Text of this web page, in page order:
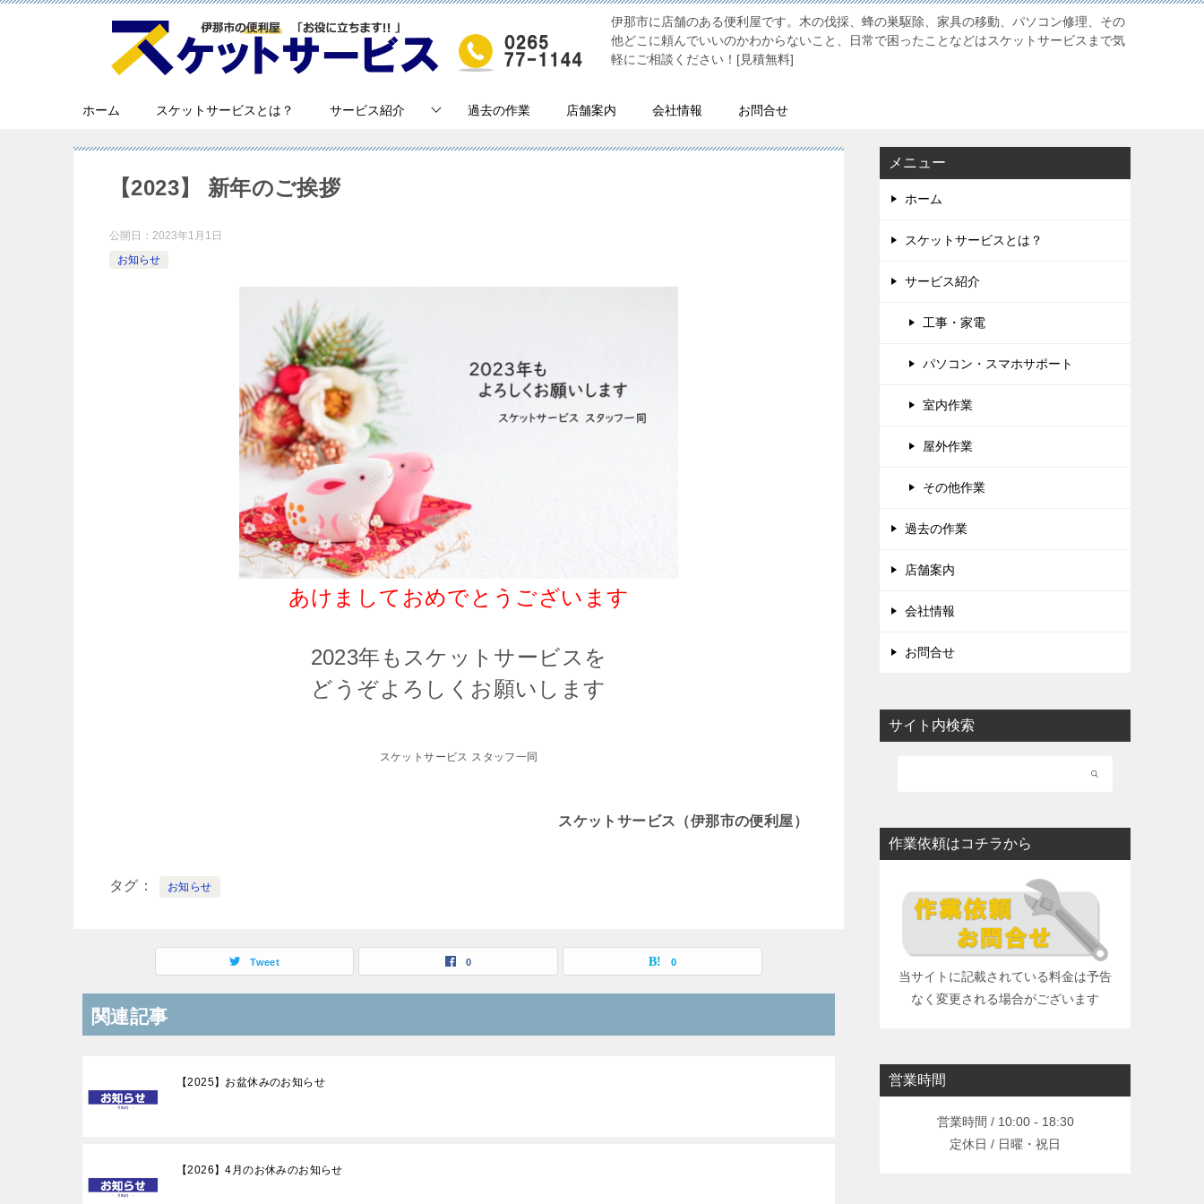
伊那市に店舗のある便利屋です。木の伐採、蜂の巣駆除、家具の移動、パソコン修理、その
他どこに頼んでいいのかわからないこと、日常で困ったことなどはスケットサービスまで気
軽にご相談ください！[見積無料]
ホーム スケットサービスとは？ サービス紹介 過去の作業 店舗案内 会社情報 お問合せ
【2023】 新年のご挨拶
公開日： 2023年1月1日
お知らせ
あけましておめでとうございます
2023年もスケットサービスを
どうぞよろしくお願いします
スケットサービス スタッフ一同
スケットサービス（伊那市の便利屋）
タグ お知らせ
Tweet 0 0
関連記事
【2025】お盆休みのお知らせ
【2026】4月のお休みのお知らせ
メニュー
ホーム
スケットサービスとは？
サービス紹介
工事・家電
パソコン・スマホサポート
室内作業
屋外作業
その他作業
過去の作業
店舗案内
会社情報
お問合せ
サイト内検索
作業依頼はコチラから
当サイトに記載されている料金は予告
なく変更される場合がございます
営業時間
営業時間 / 10:00 - 18:30
定休日 / 日曜・祝日